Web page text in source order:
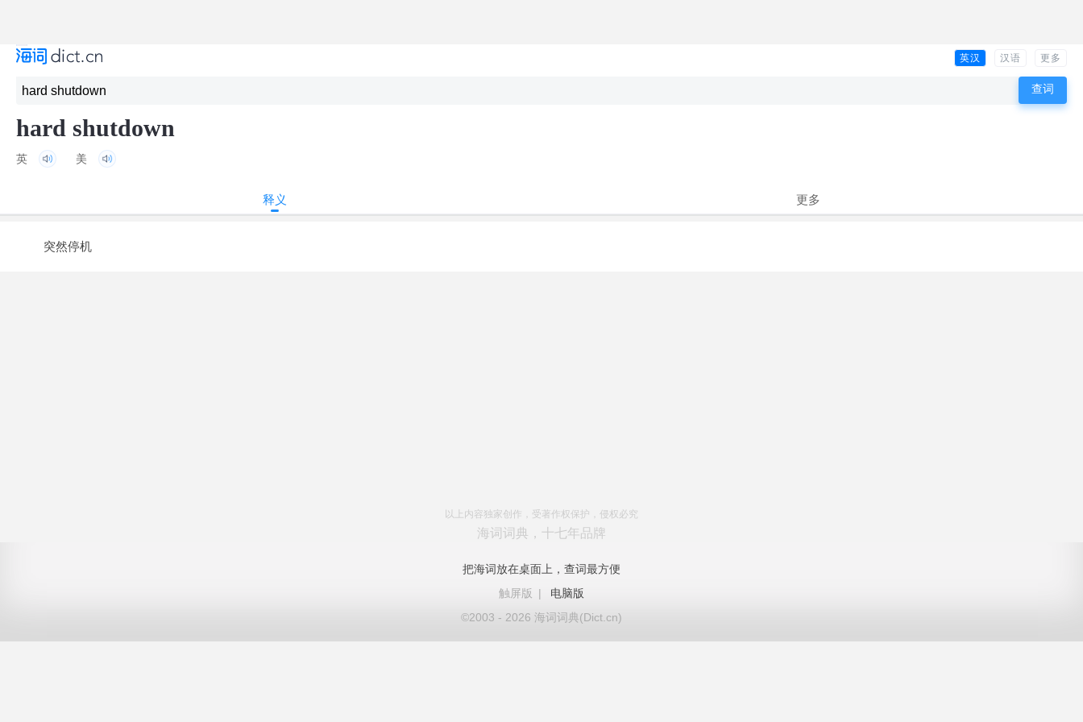
英汉 汉语 更多
hard shutdown
英 美
释义 更多
突然停机
以上内容独家创作，受著作权保护，侵权必究
海词词典，十七年品牌
把海词放在桌面上，查词最方便
触屏版
|
电脑版
©2003 - 2026 海词词典(Dict.cn)